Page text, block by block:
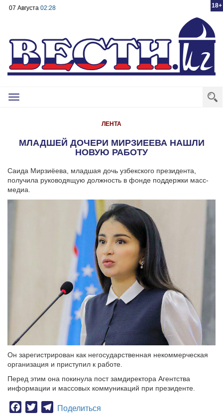
18+
07 Августа 02:28
Toggle
ЛЕНТА
МЛАДШЕЙ ДОЧЕРИ МИРЗИЕЕВА НАШЛИ
НОВУЮ РАБОТУ
Саида Мирзиёева, младшая дочь узбекского президента,
получила руководящую должность в фонде поддержки масс-
медиа.
Он зарегистрирован как негосударственная некоммерческая
организация и приступил к работе.
Перед этим она покинула пост замдиректора Агентства
информации и массовых коммуникаций при президенте.
Facebook
TwitterTelegram
Поделиться